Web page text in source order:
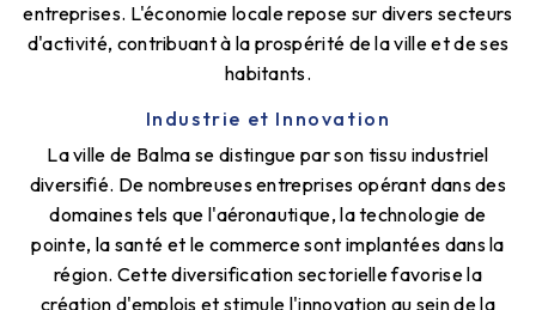
entreprises. L'économie locale repose sur divers secteurs
d'activité, contribuant à la prospérité de la ville et de ses
habitants.
Industrie et Innovation
La ville de Balma se distingue par son tissu industriel
diversifié. De nombreuses entreprises opérant dans des
domaines tels que l'aéronautique, la technologie de
pointe, la santé et le commerce sont implantées dans la
région. Cette diversification sectorielle favorise la
création d'emplois et stimule l'innovation au sein de la